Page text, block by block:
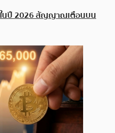
ในปี 2026 สัญญาณเตือนบน